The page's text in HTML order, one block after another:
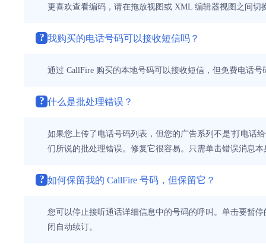
更喜欢查看编码，请在拖放视图或 XML 编辑器视图之间切
? 我购买的电话号码可以接收短信吗？
通过 CallFire 购买的本地号码可以接收短信，但免费电话号
? 什么是批处理错误？
如果您上传了电话号码列表，但您的广告系列不是'打电话
们所说的批处理错误。修复它很容易。只需单击错误消息
? 如何保留我的 CallFire 号码，但保留它？
您可以停止接听通话详细信息中的号码的呼叫。单击要暂
闭自动续订。